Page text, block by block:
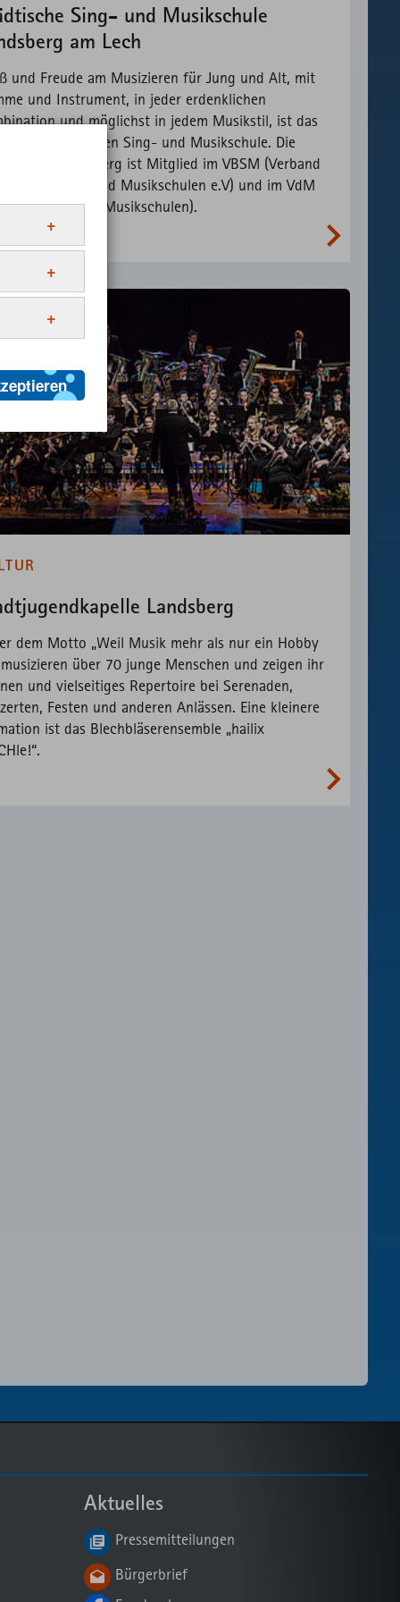
Sing- und Musikschule
am Lech
und Freude am Musizieren für Jung und Alt, mit
und Instrument, in jeder erdenklichen
und möglichst in jedem Musikstil, ist das
der Städtischen Sing- und Musikschule. Die
Landsberg ist Mitglied im VBSM (Verband
Sing- und Musikschulen e.V) und im VdM
deutscher Musikschulen).
Landsberg
dem Motto „Weil Musik mehr als nur ein Hobby
über 70 junge Menschen und zeigen ihr
und vielseitiges Repertoire bei Serenaden,
Festen und anderen Anlässen. Eine kleinere
ist das Blechbläserensemble „hailix
Aktuelles
Pressemitteilungen
Bürgerbrief
Anbieter
Website
Website
Anbieter
Matomo
Ihre
Anbieter
Website